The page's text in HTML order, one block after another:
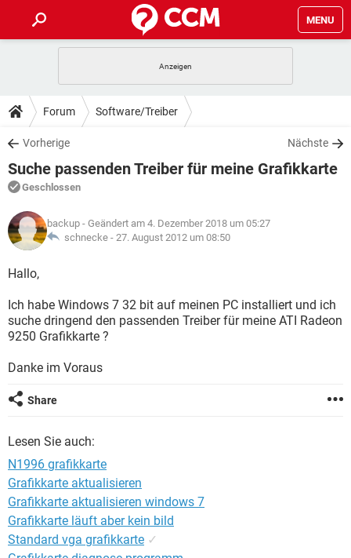
MENU
ANDROID IOS
WINDOWS 10
WHATSAPP TIKTOK
FACEBOOK
TIPPS & TRICKS
SPIELE
WINDOWS 10
WHATSAPP
FACEBOOK HARDWARE
DOWNLOADS
SPIELE STREAMING
ANDROID
WINDOWS 10 INSTAGRAM
WHATSAPP
FACEBOOK
FORUM
SPIELE
ANDROID IOS
FACEBOOK HARDWARE
LEXIKON
SPIELE
ANDROID
WINDOWS 10 INSTAGRAM
WHATSAPP
Forum Software/Treiber
Vorherige Nächste
Suche passenden Treiber für meine Grafikkarte
Geschlossen
backup - Geändert am 4. Dezember 2018 um 05:27
schnecke - 27. August 2012 um 08:50
Hallo,
Ich habe Windows 7 32 bit auf meinen PC installiert und ich
suche dringend den passenden Treiber für meine ATI Radeon
9250 Grafikkarte ?
Danke im Voraus
Share
Lesen Sie auch:
N1996 grafikkarte
Grafikkarte aktualisieren
Grafikkarte aktualisieren windows 7
Grafikkarte läuft aber kein bild
Standard vga grafikkarte ✓